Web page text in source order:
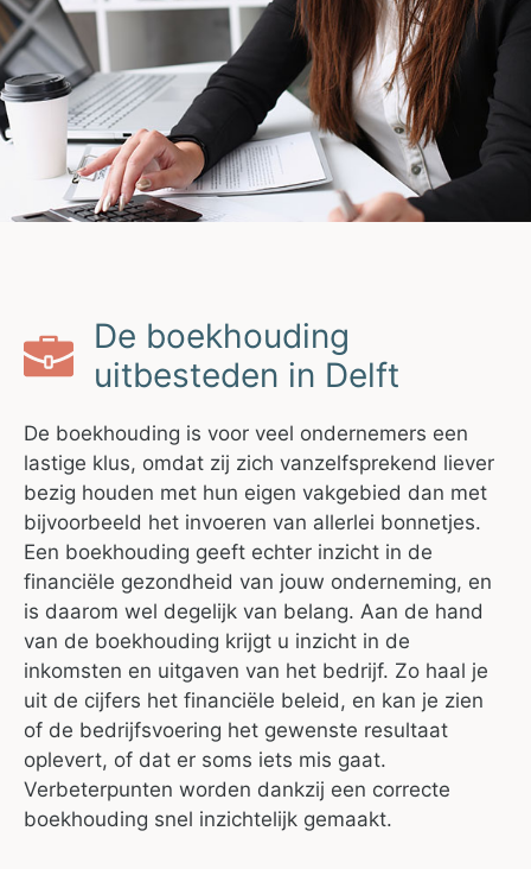
De boekhouding
uitbesteden in Delft
De boekhouding is voor veel ondernemers een
lastige klus, omdat zij zich vanzelfsprekend liever
bezig houden met hun eigen vakgebied dan met
bijvoorbeeld het invoeren van allerlei bonnetjes.
Een boekhouding geeft echter inzicht in de
financiële gezondheid van jouw onderneming, en
is daarom wel degelijk van belang. Aan de hand
van de boekhouding krijgt u inzicht in de
inkomsten en uitgaven van het bedrijf. Zo haal je
uit de cijfers het financiële beleid, en kan je zien
of de bedrijfsvoering het gewenste resultaat
oplevert, of dat er soms iets mis gaat.
Verbeterpunten worden dankzij een correcte
boekhouding snel inzichtelijk gemaakt.